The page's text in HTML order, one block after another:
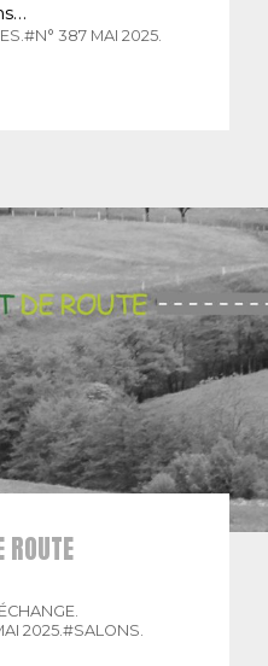
#N° 387 MAI 2025.
ROUTE
2025. #SALONS.